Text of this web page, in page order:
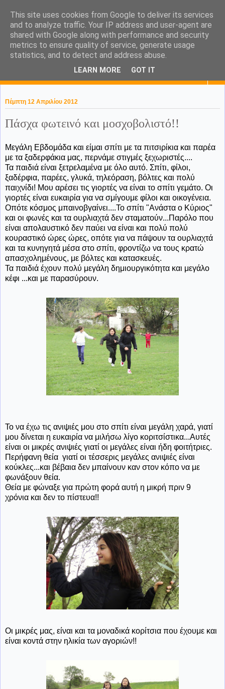
KaPa. Me without you...tea
without a biscuit!
Πέμπτη 12 Απριλίου 2012
Πάσχα φωτεινό και μοσχοβολιστό!!
Μεγάλη Εβδομάδα και είμαι σπίτι με τα πιτσιρίκια και παρέα
με τα ξαδερφάκια μας, περνάμε στιγμές ξεχωριστές....
Τα παιδιά είναι ξετρελαμένα με όλο αυτό. Σπίτι, φίλοι,
ξαδέρφια, παρέες, γλυκά, τηλεόραση, βόλτες και πολύ
παιχνίδι! Μου αρέσει τις γιορτές να είναι το σπίτι γεμάτο. Οι
γιορτές είναι ευκαιρία για να σμίγουμε φίλοι και οικογένεια.
Οπότε κόσμος μπαινοβγαίνει....Το σπίτι "Ανάστα ο Κύριος"
και οι φωνές και τα ουρλιαχτά δεν σταματούν...Παρόλο που
είναι απολαυστικό δεν παύει να είναι και πολύ πολύ
κουραστικό ώρες ώρες, οπότε για να πάψουν τα ουρλιαχτά
και τα κυνηγητά μέσα στο σπίτι, φροντίζω να τους κρατώ
απασχολημένους, με βόλτες και κατασκευές.
Τα παιδιά έχουν πολύ μεγάλη δημιουργικότητα και μεγάλο
κέφι ...και με παρασύρουν.
Το να έχω τις ανιψιές μου στο σπίτι είναι μεγάλη χαρά, γιατί
μου δίνεται η ευκαιρία να μιλήσω λίγο κοριτσίστικα...Αυτές
είναι οι μικρές ανιψιές γιατί οι μεγάλες είναι ήδη φοιτήτριες.
Περήφανη θεία γιατί οι τέσσερις μεγάλες ανιψιές είναι
κούκλες...και βέβαια δεν μπαίνουν καν στον κόπο να με
φωνάξουν θεία.
Θεία με φώναξε για πρώτη φορά αυτή η μικρή πριν 9
χρόνια και δεν το πίστευα!!
Οι μικρές μας, είναι και τα μοναδικά κορίτσια που έχουμε και
είναι κοντά στην ηλικία των αγοριών!!
This site uses cookies from Google to deliver its services
and to analyze traffic. Your IP address and user-agent are
shared with Google along with performance and security
metrics to ensure quality of service, generate usage
statistics, and to detect and address abuse.
LEARN MORE GOT IT